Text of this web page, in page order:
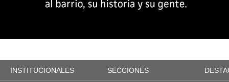
INSTITUCIONALES SECCIONES